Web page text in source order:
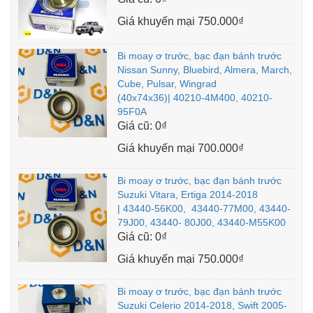
Giá khuyến mại 750.000₫
Bi moay ơ trước, bạc đạn bánh trước
Nissan Sunny, Bluebird, Almera, March,
Cube, Pulsar, Wingrad
(40x74x36)| 40210-4M400, 40210-
95F0A
Giá cũ: 0₫
Giá khuyến mại 700.000₫
Bi moay ơ trước, bạc đạn bánh trước
Suzuki Vitara, Ertiga 2014-2018
| 43440-56K00, 43440-77M00, 43440-
79J00, 43440- 80J00, 43440-M55K00
Giá cũ: 0₫
Giá khuyến mại 750.000₫
Bi moay ơ trước, bạc đạn bánh trước
Suzuki Celerio 2014-2018, Swift 2005-